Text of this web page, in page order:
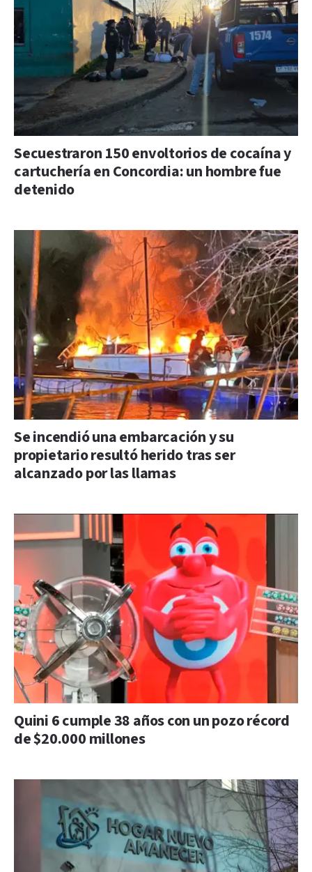
Secuestraron 150 envoltorios de cocaína y
cartuchería en Concordia: un hombre fue
detenido
Se incendió una embarcación y su
propietario resultó herido tras ser
alcanzado por las llamas
Quini 6 cumple 38 años con un pozo récord
de $20.000 millones